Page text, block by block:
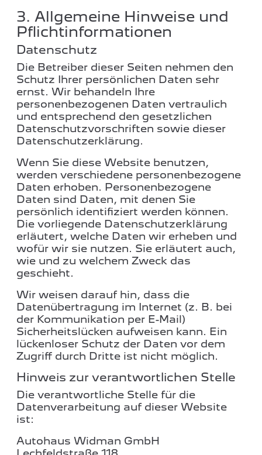
3. Allgemeine Hinweise und
Pflicht­informationen
Datenschutz
Die Betreiber dieser Seiten nehmen den
Schutz Ihrer persönlichen Daten sehr
ernst. Wir behandeln Ihre
personenbezogenen Daten vertraulich
und entsprechend den gesetzlichen
Datenschutzvorschriften sowie dieser
Datenschutzerklärung.
Wenn Sie diese Website benutzen,
werden verschiedene personenbezogene
Daten erhoben. Personenbezogene
Daten sind Daten, mit denen Sie
persönlich identifiziert werden können.
Die vorliegende Datenschutzerklärung
erläutert, welche Daten wir erheben und
wofür wir sie nutzen. Sie erläutert auch,
wie und zu welchem Zweck das
geschieht.
Wir weisen darauf hin, dass die
Datenübertragung im Internet (z. B. bei
der Kommunikation per E-Mail)
Sicherheitslücken aufweisen kann. Ein
lückenloser Schutz der Daten vor dem
Zugriff durch Dritte ist nicht möglich.
Hinweis zur verantwortlichen Stelle
Die verantwortliche Stelle für die
Datenverarbeitung auf dieser Website
ist:
Autohaus Widman GmbH